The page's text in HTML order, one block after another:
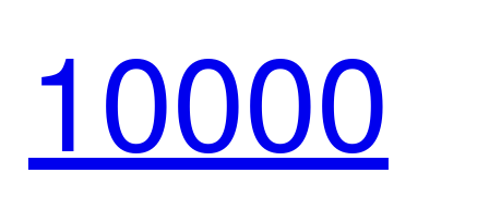
成本，
10000